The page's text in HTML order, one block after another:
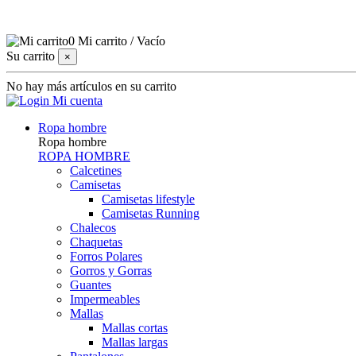
0 Mi carrito /Vacío
Su carrito
×
No hay más artículos en su carrito
Mi cuenta
Ropa hombre
Ropa hombre
ROPA HOMBRE
Calcetines
Camisetas
Camisetas lifestyle
Camisetas Running
Chalecos
Chaquetas
Forros Polares
Gorros y Gorras
Guantes
Impermeables
Mallas
Mallas cortas
Mallas largas